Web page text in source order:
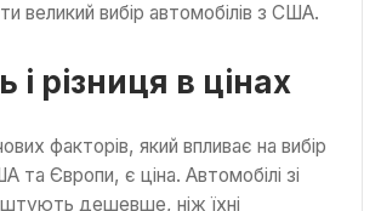
великий вибір автомобілів з США.
і різниця в цінах
факторів, який впливає на вибір
та Європи, є ціна. Автомобілі зі
дешевше, ніж їхні